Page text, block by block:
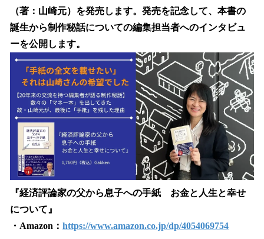
込
み
中
で
す
（著：山崎元）を発売します。発売を記念して、本書の
誕生から制作秘話についての編集担当者へのインタビュ
ーを公開します。
『経済評論家の父から息子への手紙 お金と人生と幸せ
について』
・Amazon： https://www.amazon.co.jp/dp/4054069754